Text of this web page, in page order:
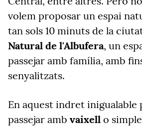
volem proposar un espai
tan sols 10 minuts de la
Natural de l'Albufera, un
passejar amb família, amb
senyalitzats.
En aquest indret inigualable
passejar amb vaixell o